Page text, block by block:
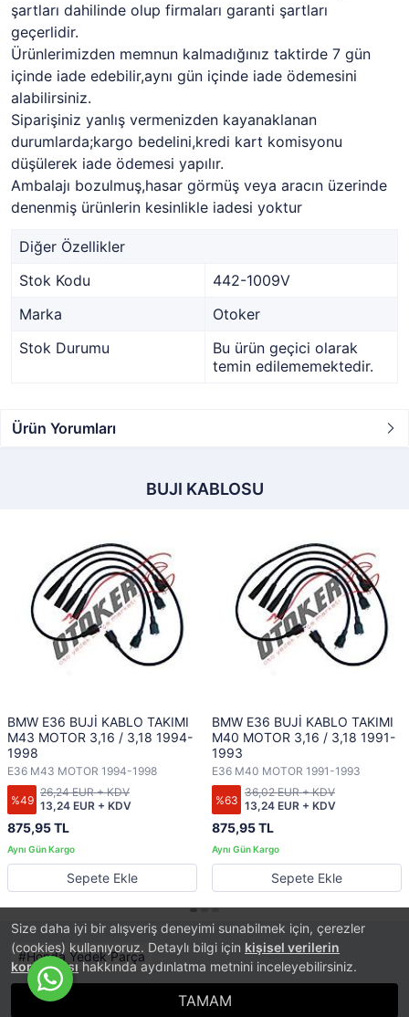
Size daha iyi bir alışveriş deneyimi sunabilmek için, çerezler
(cookies) kullanıyoruz. Detaylı bilgi için kişisel verilerin
korunmasıhakkında aydınlatma metnini inceleyebilirsiniz.
TAMAM
şartları dahilinde olup firmaları garanti şartları
geçerlidir.
Ürünlerimizden memnun kalmadığınız taktirde 7 gün
içinde iade edebilir,aynı gün içinde iade ödemesini
alabilirsiniz.
Siparişiniz yanlış vermenizden kayanaklanan
durumlarda;kargo bedelini,kredi kart komisyonu
düşülerek iade ödemesi yapılır.
Ambalajı bozulmuş,hasar görmüş veya aracın üzerinde
denenmiş ürünlerin kesinlikle iadesi yoktur
Diğer Özellikler
Stok Kodu
442-1009V
Marka
Otoker
Stok Durumu
Bu ürün geçici olarak
temin edilememektedir.
Ürün Yorumları
BUJI KABLOSU
BMW E36 BUJİ KABLO TAKIMI
M43 MOTOR 3,16 / 3,18 1994-
1998
E36 M43 MOTOR 1994-1998
%49
875,95 TL
13,24 EUR + KDV
26,24 EUR + KDV
Sepete Ekle
BMW E36 BUJİ KABLO TAKIMI
M40 MOTOR 3,16 / 3,18 1991-
1993
E36 M40 MOTOR 1991-1993
%63
875,95 TL
13,24 EUR + KDV
36,02 EUR + KDV
Sepete Ekle
Honda Yedek Parça
E-Ticaret Sistemi